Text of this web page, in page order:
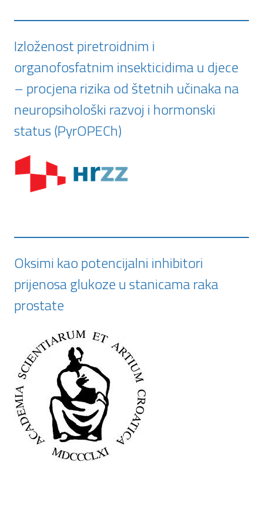
Izloženost piretroidnim i
organofosfatnim insekticidima u djece
– procjena rizika od štetnih učinaka na
neuropsihološki razvoj i hormonski
status (PyrOPECh)
Oksimi kao potencijalni inhibitori
prijenosa glukoze u stanicama raka
prostate